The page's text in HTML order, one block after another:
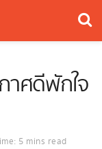
าศดีพักใจ
5 mins read